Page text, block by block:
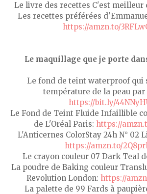
Le livre des recettes C'est meilleur
Les recettes préférées
https://amzn.to/
Le maquillage que je porte
Le fond de teint waterproof qui
température de la peau par
https://bit.ly/
Le Fond de Teint Fluide Infaillible
de L'Oréal Paris: https://
L'Anticernes ColorStay 24h N° 02
https://amzn.to/
Le crayon couleur 07 Dark Teal
La poudre de Baking couleur
Revolution London: https://
La palette de 99 Fards à